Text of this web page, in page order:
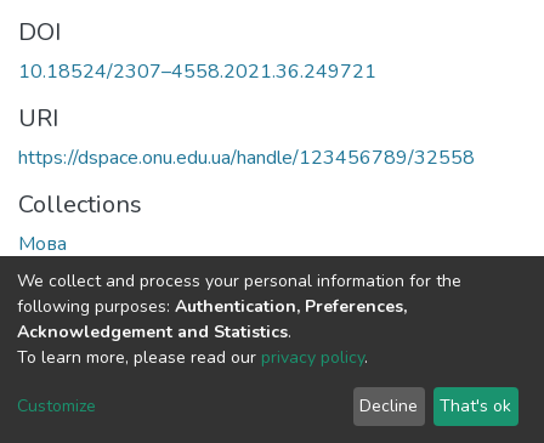
DOI
10.18524/2307–4558.2021.36.249721
URI
https://dspace.onu.edu.ua/handle/123456789/32558
Collections
Мова
Full item page
DSpace software copyright © 2009-2026
Cookie
End User
Agreement
Send
Feedback
We collect and process your personal information for the
following purposes: Authentication, Preferences,
Acknowledgement and Statistics.
To learn more, please read our privacy policy.
Customize Decline That's ok